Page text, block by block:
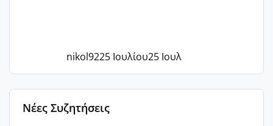
nikol9225 Ιουλίου25 Ιουλ
Νέες Συζητήσεις